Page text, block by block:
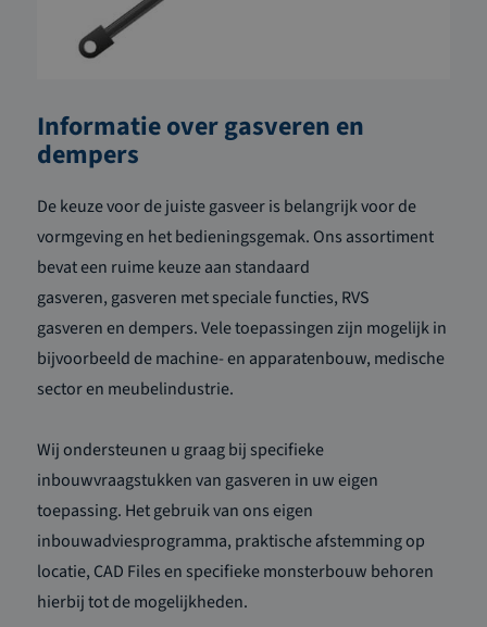
Informatie over gasveren en
dempers
De keuze voor de juiste gasveer is belangrijk voor de
vormgeving en het bedieningsgemak. Ons assortiment
bevat een ruime keuze aan standaard
gasveren, gasveren met speciale functies, RVS
gasveren en dempers. Vele toepassingen zijn mogelijk in
bijvoorbeeld demachine- en apparatenbouw, medische
sector en meubelindustrie.
Wij ondersteunen u graag bij specifieke
inbouwvraagstukken van gasveren in uw eigen
toepassing. Het gebruik van ons eigen
inbouwadviesprogramma, praktische afstemming op
locatie, CAD Files en specifieke monsterbouw behoren
hierbij tot de mogelijkheden.